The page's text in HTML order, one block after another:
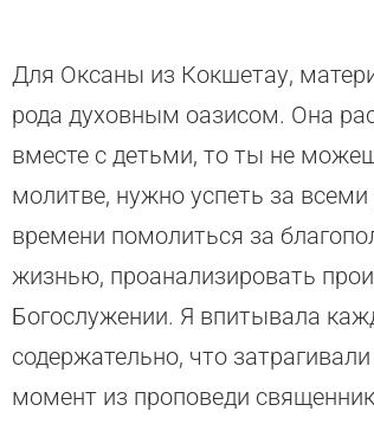
Для Оксаны из Кокшетау,
рода духовным оазисом. Она
вместе с детьми, то ты не
молитве, нужно успеть за
времени помолиться за
жизнью, проанализировать
Богослужении. Я впитывала
содержательно, что
момент из проповеди